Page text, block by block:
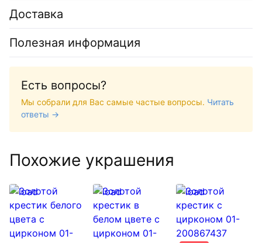
Доставка
Полезная информация
Есть вопросы?
Мы собрали для Вас самые частые вопросы. Читать
ответы →
Похожие украшения